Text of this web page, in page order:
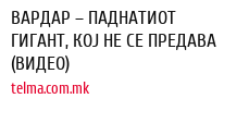
ВАРДАР – ПАДНАТИОТ
ГИГАНТ, КОЈ НЕ СЕ ПРЕДАВА
(ВИДЕО)
telma.com.mk